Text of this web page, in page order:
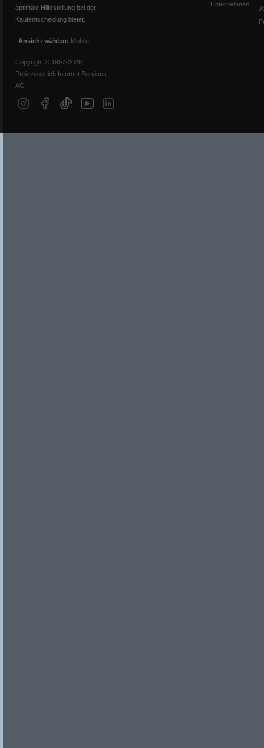
optimale Hilfestellung bei der
Kaufentscheidung bietet.
Ansicht wählen: Mobile
Copyright © 1997-2026
Preisvergleich Internet Services
AG
Unternehmen